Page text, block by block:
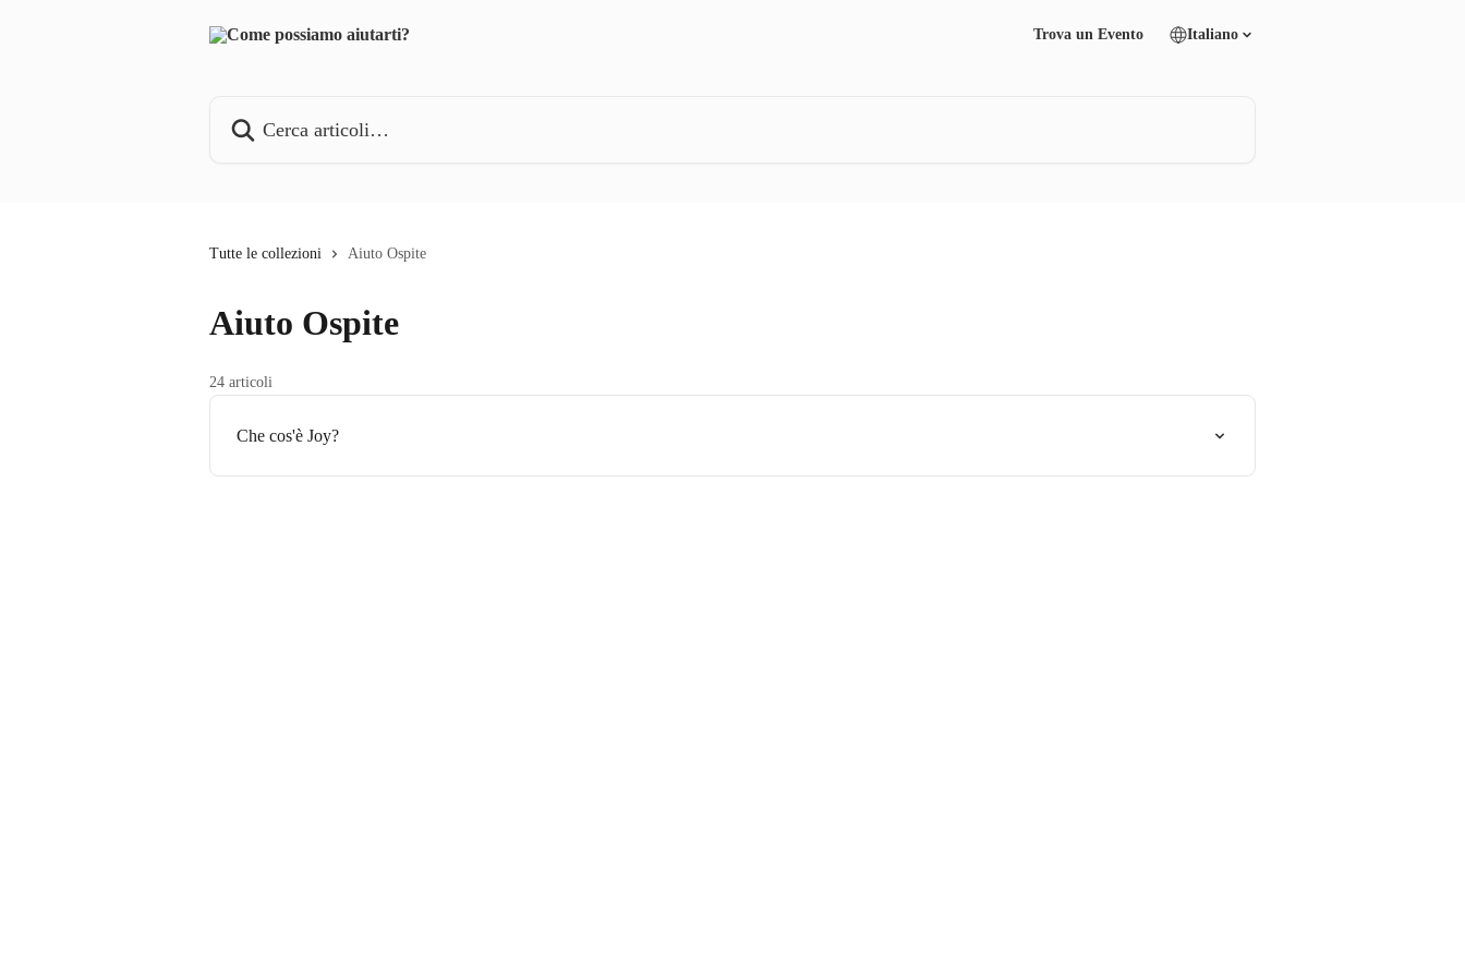
Trova un Evento Italiano
Tutte le collezioni Aiuto Ospite
Aiuto Ospite
24 articoli
Che cos'è Joy?